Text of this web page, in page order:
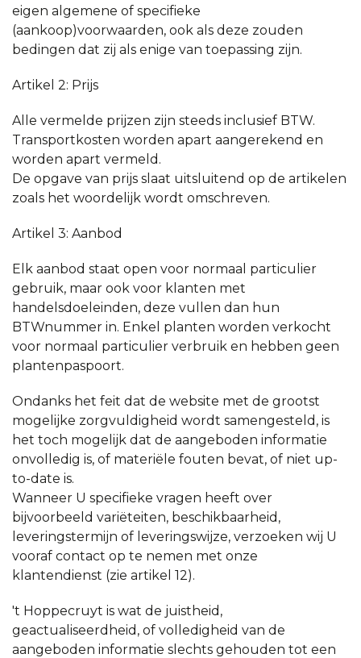
eigen algemene of specifieke
(aankoop)voorwaarden, ook als deze zouden
bedingen dat zij als enige van toepassing zijn.
Artikel 2: Prijs
Alle vermelde prijzen zijn steeds inclusief BTW.
Transportkosten worden apart aangerekend en
worden apart vermeld.
De opgave van prijs slaat uitsluitend op de artikelen
zoals het woordelijk wordt omschreven.
Artikel 3: Aanbod
Elk aanbod staat open voor normaal particulier
gebruik, maar ook voor klanten met
handelsdoeleinden, deze vullen dan hun
BTWnummer in. Enkel planten worden verkocht
voor normaal particulier verbruik en hebben geen
plantenpaspoort.
Ondanks het feit dat de website met de grootst
mogelijke zorgvuldigheid wordt samengesteld, is
het toch mogelijk dat de aangeboden informatie
onvolledig is, of materiële fouten bevat, of niet up-
to-date is.
Wanneer U specifieke vragen heeft over
bijvoorbeeld variëteiten, beschikbaarheid,
leveringstermijn of leveringswijze, verzoeken wij U
vooraf contact op te nemen met onze
klantendienst (zie artikel 12).
't Hoppecruyt is wat de juistheid,
geactualiseerdheid, of volledigheid van de
aangeboden informatie slechts gehouden tot een